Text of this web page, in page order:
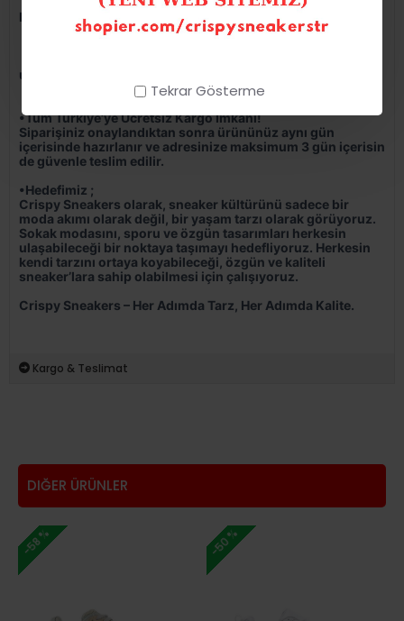
Tekrar Gösterme
Neden Crispy Sneakers?
Dünyaca ünlü markaların en özel modelleri
uygun tasarımlar
Her adımda şıklık ve konfor
•Tüm Türkiye’ye Ücretsiz Kargo İmkanı!
Siparişiniz onaylandıktan sonra ürününüz aynı gün
içerisinde hazırlanır ve adresinize maksimum 3 gün içerisin
de güvenle teslim edilir.
•Hedefimiz ;
Crispy Sneakers olarak, sneaker kültürünü sadece bir
moda akımı olarak değil, bir yaşam tarzı olarak görüyoruz.
Sokak modasını, sporu ve özgün tasarımları herkesin
ulaşabileceği bir noktaya taşımayı hedefliyoruz. Herkesin
kendi tarzını ortaya koyabileceği, özgün ve kaliteli
sneaker’lara sahip olabilmesi için çalışıyoruz.
Crispy Sneakers – Her Adımda Tarz, Her Adımda Kalite.
Kargo & Teslimat
DIĞER ÜRÜNLER
-58 % -50 %